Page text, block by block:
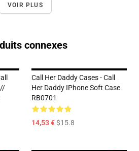
VOIR PLUS
connexes
//
Call Her Daddy Cases - Call
Her Daddy IPhone Soft Case
RB0701
14,53 €$15.8